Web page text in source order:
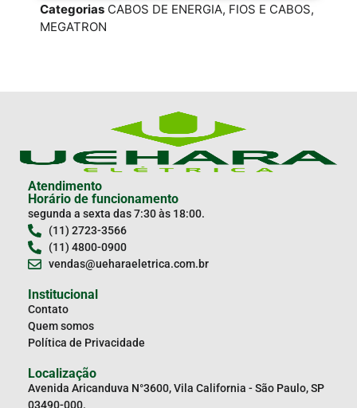
Categorias CABOS DE ENERGIA, FIOS E CABOS,
MEGATRON
Atendimento
Horário de funcionamento
segunda a sexta das 7:30 às 18:00.
(11) 2723-3566
(11) 4800-0900
vendas@ueharaeletrica.com.br
Institucional
Contato
Quem somos
Política de Privacidade
Localização
Avenida Aricanduva N°3600, Vila California - São Paulo, SP
03490-000.